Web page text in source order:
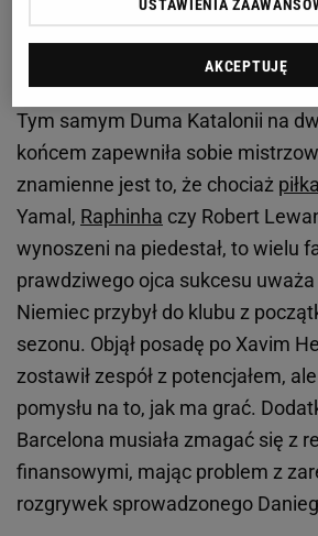
Zobacz wideoLewandowski
posiadłość! To tu może
Tym samym Duma Katalonii na
końcem zapewniła sobie
znamienne jest to, że chociaż
Yamal, Raphinha czy Robert
wynoszeni na piedestał, to wielu
prawdziwego ojca sukcesu
Niemiec przybył do klubu z
sezonu. Objął posadę po Xavim
zostawił zespół z potencjałem,
pomysłu na to, jak ma grać.
Barcelona musiała zmagać się z
finansowymi, mając problem z
rozgrywek sprowadzonego
USTAWIENIA
AKCEPTUJĘ